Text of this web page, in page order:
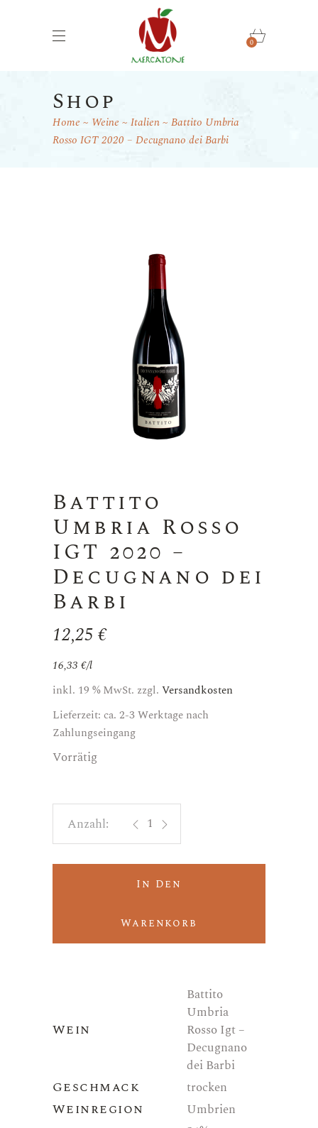
0
Shop
Home Weine Italien
Battito Umbria
Rosso IGT 2020 – Decugnano dei Barbi
Battito
Umbria Rosso
IGT 2020 –
Decugnano dei
Barbi
12,25€
16,33 €/l
inkl. 19 % MwSt. zzgl. Versandkosten
Lieferzeit: ca. 2-3 Werktage nach
Zahlungseingang
Vorrätig
Battito Umbria Rosso IGT 2020 -
In Den
Warenkorb
Wein
Battito
Umbria
Rosso Igt –
Decugnano
dei Barbi
Geschmack trocken
Weinregion Umbrien